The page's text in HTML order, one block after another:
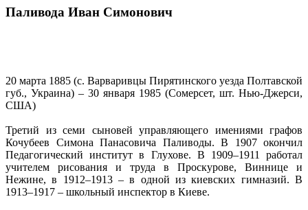
Паливода Иван Симонович
20 марта 1885 (с. Варваривцы Пирятинского уезда Полтавской
губ., Украина) – 30 января 1985 (Сомерсет, шт. Нью-Джерси,
США)
Третий из семи сыновей управляющего имениями графов
Кочубеев Симона Панасовича Паливоды. В 1907 окончил
Педагогический институт в Глухове. В 1909–1911 работал
учителем рисования и труда в Проскурове, Виннице и
Нежине, в 1912–1913 – в одной из киевских гимназий. В
1913–1917 – школьный инспектор в Киеве.